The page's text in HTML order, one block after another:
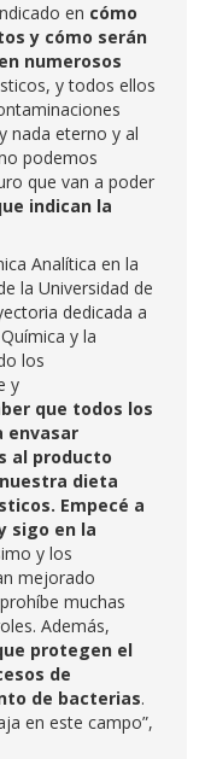
en cómo
y cómo serán
numerosos
y todos ellos
nada eterno y al
podemos
que van a poder
indican la
Analítica en la
la Universidad de
dedicada a
y la
los
y
que todos los
envasar
al producto
dieta
Empecé a
sigo en la
y los
mejorado
muchas
Además,
protegen el
de
de bacterias.
en este campo”,